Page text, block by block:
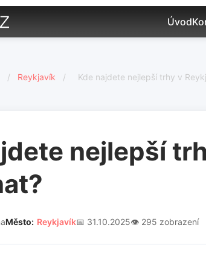
Úvod
/ Reykjavík / Kde najdete nejlepší trhy v
nejlepší
Město: Reykjavík📅 31.10.2025👁️ 295 zobrazení